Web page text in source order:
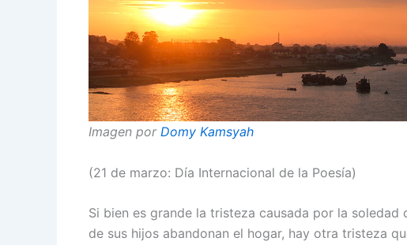
Imagen por Domy Kamsyah
(21 de marzo: Día Internacional de la Poesía)
Si bien es grande la tristeza causada por la
de sus hijos abandonan el hogar, hay otra tristeza